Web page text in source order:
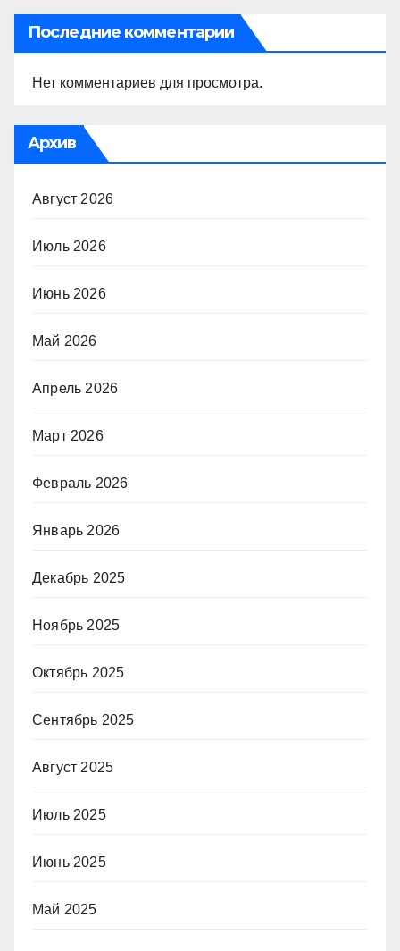
Последние комментарии
Нет комментариев для просмотра.
Архив
Август 2026
Июль 2026
Июнь 2026
Май 2026
Апрель 2026
Март 2026
Февраль 2026
Январь 2026
Декабрь 2025
Ноябрь 2025
Октябрь 2025
Сентябрь 2025
Август 2025
Июль 2025
Июнь 2025
Май 2025